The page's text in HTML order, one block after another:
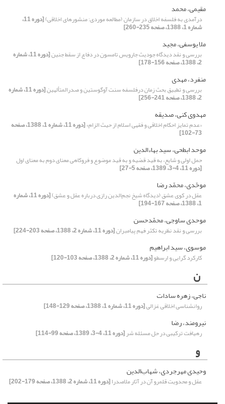
مقیمی، محمد
درآمدی به فلسفه اخلاق در سازمان (مطالعه موردی: منشورهای اخلاقی) [دوره 11،
شماره 1، 1388، صفحه 235-260]
ملا یوسفی، مجید
بررسی و نقد دیدگاه جودیث جارویس تامسون در دفاع از سقط جنین [دوره 11، شماره
2، 1388، صفحه 156-178]
منفرد، مهدی
بررسى و تطبیق بحث زمان درفلسفه سنت آوگوستین و صدرالمتألهین [دوره 11، شماره
2، 1388، صفحه 241-256]
مهدوی کنی، صدیقه
«عدم تمایز احکام اخلاقی و فقهی اسلام از حیث الزام» [دوره 11، شماره 1، 1388، صفحه
73-102]
موحد ابطحی، سید بهاءالدین
حمل اولی و شایع، به قید قضیه و به قید موضوع و فروکاهی معنای دوم به معنای اول
[دوره 11، 4-3، 1389، صفحه 5-27]
موحّدی، محمّد رضا
عقل در کوی عشق (دیدگاه شیخ نجم‌الدین رازی درباره عقل و عشق) [دوره 11، شماره
1، 1388، صفحه 167-194]
موحدی ساوجی، محمّدحسن
بررسی و نقد نظریه تکثر فهم پیامبران[دوره 11، شماره 2، 1388، صفحه 203-224]
موسوی، سید ابراهیم
کارکرد گرایی و ارسطو[دوره 11، شماره 2، 1388، صفحه 103-120]
ن
ناجی، زهره سادات
روانشناسی اخلاقی غزالی[دوره 11، شماره 1، 1388، صفحه 129-148]
نیرومند، رضا
رهیافت ترکیبی در حل مسئله شر[دوره 11، 4-3، 1389، صفحه 99-114]
و
وحیدی مهرجردی، شهاب‌الدین
عقل و محدویت قلمرو آن در آثار ملاصدرا[دوره 11، شماره 2، 1388، صفحه 179-202]